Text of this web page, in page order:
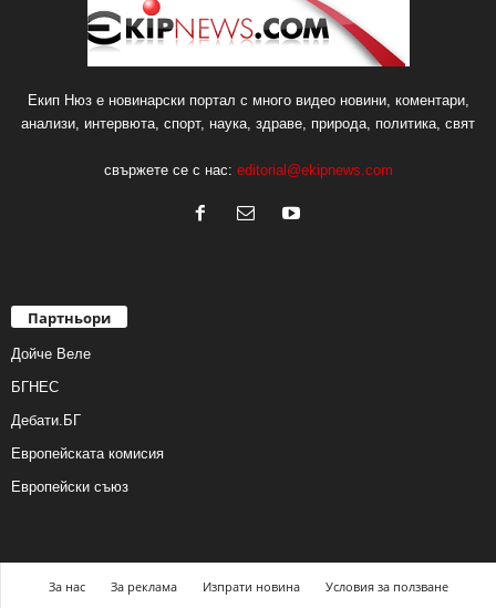
Екип Нюз е новинарски портал с много видео новини, коментари,
анализи, интервюта, спорт, наука, здраве, природа, политика, свят
свържете се с нас: editorial@ekipnews.com
Партньори
Дойче Веле
БГНЕС
Дебати.БГ
Европейската комисия
Европейски съюз
За нас За реклама Изпрати новина
Условия за ползване